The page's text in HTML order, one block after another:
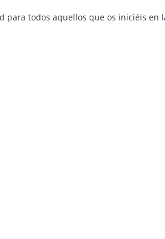
para todos aquellos que os iniciéis en